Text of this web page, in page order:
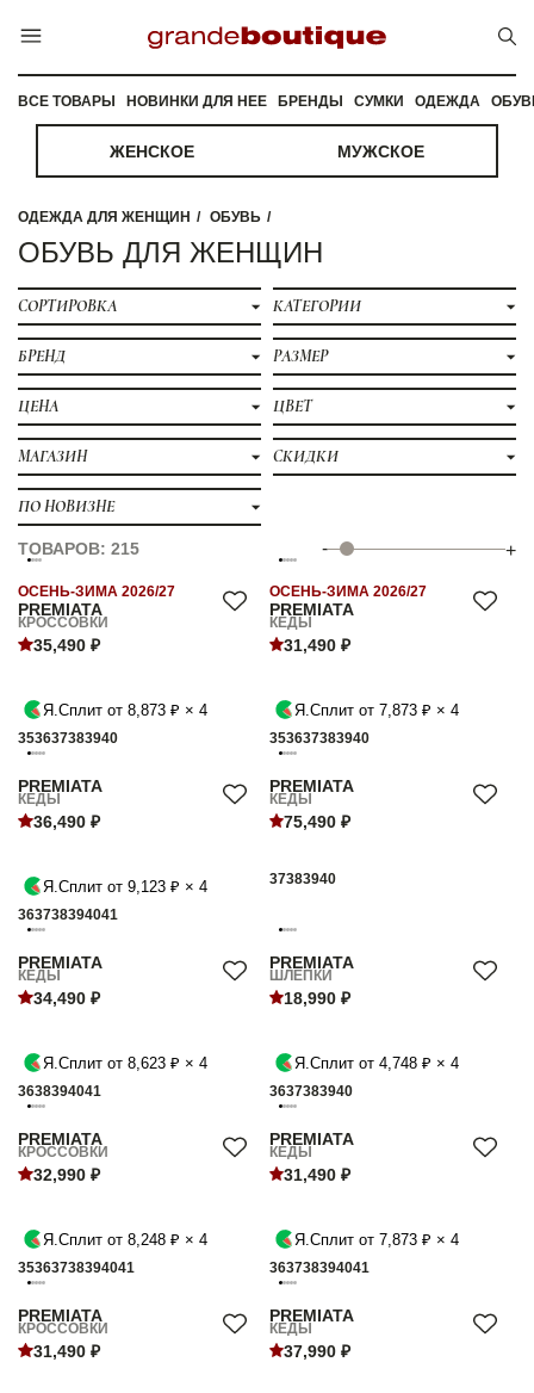
ВСЕ ТОВАРЫ НОВИНКИ ДЛЯ НЕЕ БРЕНДЫ СУМКИ ОДЕЖДА
ЖЕНСКОЕ МУЖСКОЕ
ОДЕЖДА ДЛЯ ЖЕНЩИН ОБУВЬ
ОБУВЬ ДЛЯ ЖЕНЩИН
СОРТИРОВКА КАТЕГОРИИ
БРЕНД РАЗМЕР
ЦЕНА ЦВЕТ
МАГАЗИН СКИДКИ
ПО НОВИЗНЕ
ТОВАРОВ: 215 - +
PREMIATA
ОСЕНЬ-ЗИМА 2026/27
КРОССОВКИ
35,490 ₽
Я.Сплит от 8,873 ₽ × 4
353637383940
PREMIATA
ОСЕНЬ-ЗИМА 2026/27
КЕДЫ
31,490 ₽
Я.Сплит от 7,873 ₽ × 4
353637383940
PREMIATA
КЕДЫ
36,490 ₽
Я.Сплит от 9,123 ₽ × 4
363738394041
PREMIATA
КЕДЫ
75,490 ₽
37383940
PREMIATA
КЕДЫ
34,490 ₽
Я.Сплит от 8,623 ₽ × 4
3638394041
PREMIATA
ШЛЁПКИ
18,990 ₽
Я.Сплит от 4,748 ₽ × 4
3637383940
PREMIATA
КРОССОВКИ
32,990 ₽
Я.Сплит от 8,248 ₽ × 4
35363738394041
PREMIATA
КЕДЫ
31,490 ₽
Я.Сплит от 7,873 ₽ × 4
363738394041
PREMIATA
КРОССОВКИ
31,490 ₽
PREMIATA
КЕДЫ
37,990 ₽